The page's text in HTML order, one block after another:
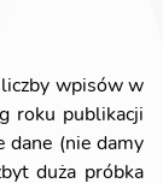
liczby wpisów w
roku publikacji
dane (nie damy
duża próbka